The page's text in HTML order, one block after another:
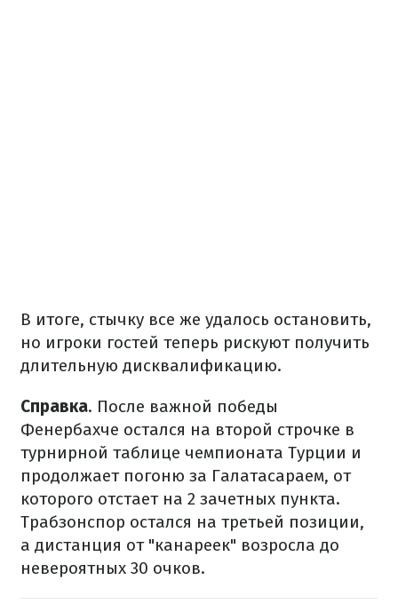
В итоге, стычку все же удалось остановить,
но игроки гостей теперь рискуют получить
длительную дисквалификацию.
Справка. После важной победы
Фенербахче остался на второй строчке в
турнирной таблице чемпионата Турции и
продолжает погоню за Галатасараем, от
которого отстает на 2 зачетных пункта.
Трабзонспор остался на третьей позиции,
а дистанция от "канареек" возросла до
невероятных 30 очков.